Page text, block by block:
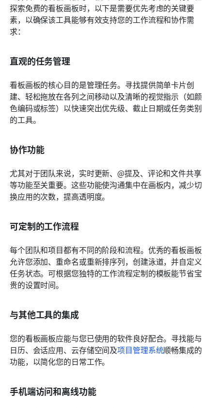
探索免费的看板画板时，以下是需要优先考虑的关键要
素，以确保该工具能够有效支持您的工作流程和协作需
求：
直观的任务管理
看板画板的核心目的是管理任务。寻找提供简单卡片创
建、轻松拖放在各列之间移动以及清晰的视觉指示（如颜
色编码或标签）以快速突出优先级、截止日期或任务类别
的工具。
协作功能
尤其对于团队来说，实时更新、@提及、评论和文件共享
等功能至关重要。这些功能使沟通集中在画板内，减少切
换应用的次数，提高透明度。
可定制的工作流程
每个团队和项目都有不同的阶段和流程。优秀的看板画板
允许您添加、重命名或重新排序列，创建泳道，并自定义
任务状态。可根据您独特的工作流程定制的模板能节省宝
贵的设置时间。
与其他工具的集成
您的看板画板应能与您已使用的软件良好配合。寻找能与
日历、会话应用、云存储空间及项目管理系统顺畅集成的
功能，以简化您的日常工作。
手机端访问和离线功能